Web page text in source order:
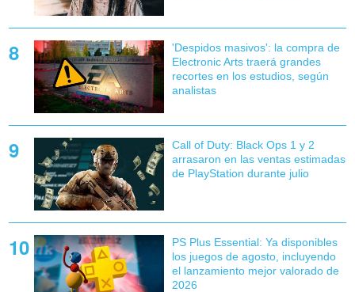
'Despidos masivos': la compra de
Electronic Arts traerá grandes
recortes en los estudios, según
analistas
Call of Duty: Black Ops 1 y 2
arrasaron en las ventas estimadas
de PlayStation durante julio
PS Plus Essential: Ya disponibles
los juegos de agosto, incluyendo
el lanzamiento mejor valorado de
2026